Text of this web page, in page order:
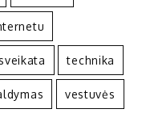
technika
vestuvės